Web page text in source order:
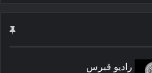
رادیو قبرس